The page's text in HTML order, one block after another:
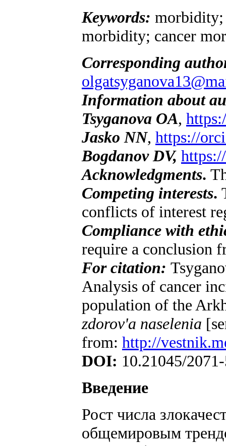
Keywords: morbidity;
morbidity; cancer
Corresponding
Information about
Tsyganova OA,
Jasko NN, https://
Bogdanov DV,
Acknowledgments.
Competing interests.
conflicts of interest
Compliance with
require a conclusion
For citation:
Analysis of cancer
population of the
zdorov'a naselenia
from: http://
DOI: 10.21045/
Введение
Рост числа
общемировым